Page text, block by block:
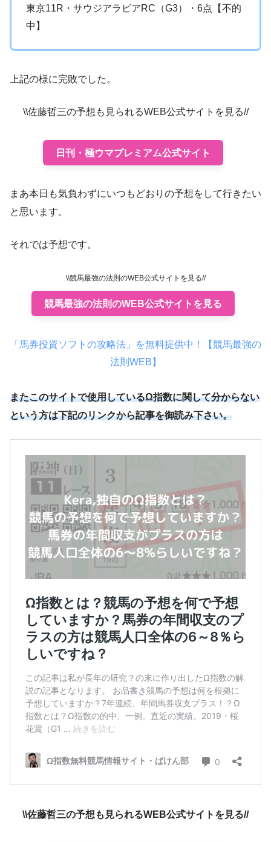
東京11R・サウジアラビアRC（G3）・6点【不的
中】
上記の様に完敗でした。
\\佐藤哲三の予想も見られるWEB公式サイトを見る//
日刊・極ウマプレミアム公式サイト
まあ本日も気負わずにいつもどおりの予想をして行きたい
と思います。
それでは予想です。
\\競馬最強の法則のWEB公式サイトを見る//
競馬最強の法則のWEB公式サイトを見る
「馬券投資ソフトの攻略法」を無料提供中！【競馬最強の
法則WEB】
またこのサイトで使用しているΩ指数に関して分からない
という方は下記のリンクから記事を御読み下さい。
\\佐藤哲三の予想も見られるWEB公式サイトを見る//